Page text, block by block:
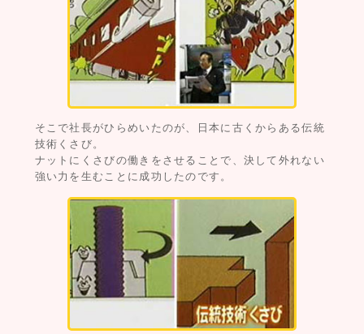
そこで社長がひらめいたのが、日本に古くからある伝統
技術くさび。
ナットにくさびの働きをさせることで、決して外れない
強い力を生むことに成功したのです。